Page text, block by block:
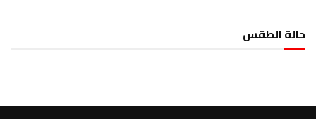
حالة الطقس